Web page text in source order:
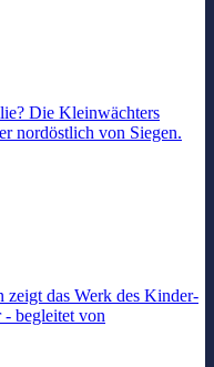
Die Kleinwächters
nordöstlich von Siegen.
zeigt das Werk des Kinder-
- begleitet von